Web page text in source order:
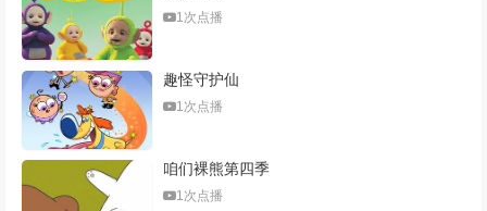
1次点播
趣怪守护仙
1次点播
咱们裸熊第四季
1次点播